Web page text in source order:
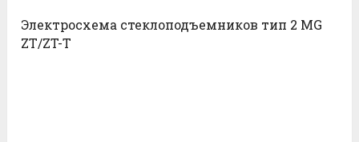
Электросхема стеклоподъемников тип 2 MG
ZT/ZT-T